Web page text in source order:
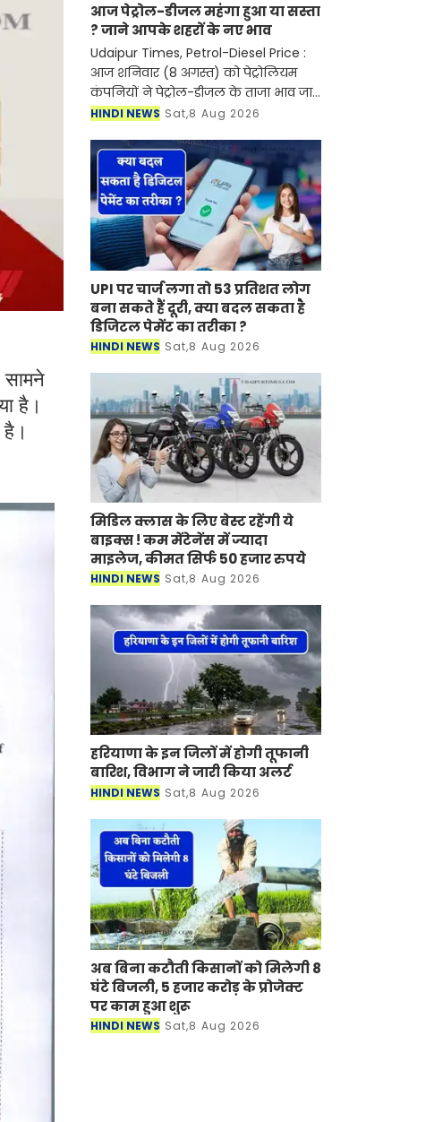
है।
है।
आज पेट्रोल-डीजल महंगा हुआ या सस्ता
? जाने आपके शहरों के नए भाव
Udaipur Times, Petrol-Diesel Price :
आज शनिवार (8 अगस्त) को पेट्रोलियम
कंपनियों ने पेट्रोल-डीजल के ताजा भाव जारी
कर दिए हैं। इन दिनों देश में पेट्रोल-डीजल की
असर
HINDI NEWS Sat,8 Aug 2026
UPI पर चार्ज लगा तो 53 प्रतिशत लोग
बना सकते हैं दूरी, क्या बदल सकता है
डिजिटल पेमेंट का तरीका ?
HINDI NEWS Sat,8 Aug 2026
मिडिल क्लास के लिए बेस्ट रहेंगी ये
बाइक्स ! कम मेंटेनेंस में ज्यादा
माइलेज, कीमत सिर्फ 50 हजार रुपये
HINDI NEWS Sat,8 Aug 2026
हरियाणा के इन जिलों में होगी तूफानी
बारिश, विभाग ने जारी किया अलर्ट
HINDI NEWS Sat,8 Aug 2026
अब बिना कटौती किसानों को मिलेगी 8
घंटे बिजली, 5 हजार करोड़ के प्रोजेक्ट
पर काम हुआ शुरू
HINDI NEWS Sat,8 Aug 2026